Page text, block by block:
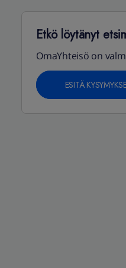
Etkö löytänyt
OmaYhteisö on
ESITÄ